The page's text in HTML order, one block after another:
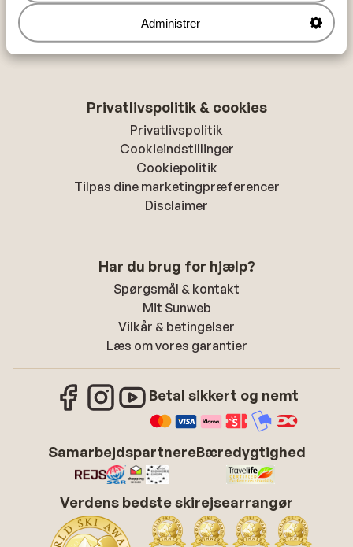
Administrer
Ledige jobs
Presse
Tilgængelighedserklæring
Privatlivspolitik & cookies
Privatlivspolitik
Cookieindstillinger
Cookiepolitik
Tilpas dine marketingpræferencer
Disclaimer
Har du brug for hjælp?
Spørgsmål & kontakt
Mit Sunweb
Vilkår & betingelser
Læs om vores garantier
Betal sikkert og nemt
SamarbejdspartnereBæredygtighed
Verdens bedste skirejsearrangør